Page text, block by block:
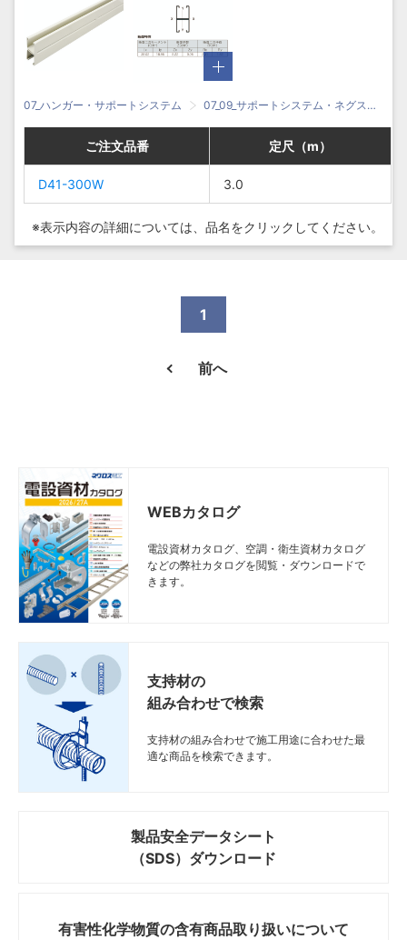
07_ハンガー・サポートシステム 07_09_サポートシステム・ネグストラット
ご注文品番 定尺（m）
D41-
300W
ご注文品番 定尺（m）
D41-300W 3.0
ご注文品番 定尺（m）
D41-
300W
ご注文品番 定尺（m）
D41-300W 3.0
※表示内容の詳細については、 品名をクリックしてください。
1
前へ
WEBカタログ
電設資材カタログ、空調・衛生資材カタログ
などの弊社カタログを閲覧・ダウンロードで
きます。
支持材の
組み合わせで検索
支持材の組み合わせで施工用途に合わせた最
適な商品を検索できます。
製品安全データシート
（SDS）ダウンロード
有害性化学物質の含有商品取り扱いについて